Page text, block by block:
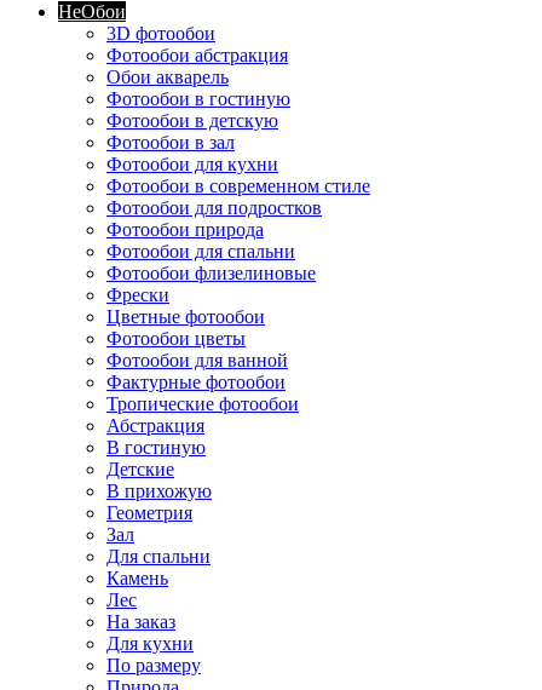
НеОбои
3D фотообои
Фотообои абстракция
Обои акварель
Фотообои в гостиную
Фотообои в детскую
Фотообои в зал
Фотообои для кухни
Фотообои в современном стиле
Фотообои для подростков
Фотообои природа
Фотообои для спальни
Фотообои флизелиновые
Фрески
Цветные фотообои
Фотообои цветы
Фотообои для ванной
Фактурные фотообои
Тропические фотообои
Абстракция
В гостиную
Детские
В прихожую
Геометрия
Зал
Для спальни
Камень
Лес
На заказ
Для кухни
По размеру